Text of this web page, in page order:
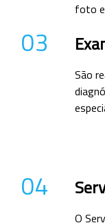
foto
03
São
04
O